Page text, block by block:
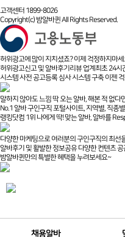
고객센터 1899-8026
Copyright(c) 밤알바퀸 All Rights Reserved.
허위광고에 많이 지치셨죠? 이제 걱정하지마
허위광고신고 및 알바후기리뷰 업계최초 24시
시스템 사전 공고등록 심사 시스템 구축 이젠
말하지 않아도 느낌 딱 오는 알바, 해본 적 없다
No.1 알바 구인구직 포털사이트, 지역별, 직종
랭킹닷컴 1위 나에게 딱! 맞는 알바, 알바를
다양한 마케팅으로 여러분의 구인구직의 최선
알바후기 및 활발한 정보공유 다양한 컨텐츠 공
밤알바퀸만의 특별한 혜택을 누려보세요~
채용알바